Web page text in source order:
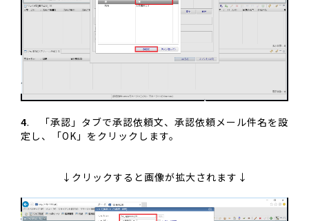
4. 「承認」タブで承認依頼文、承認依頼メール件名を設
定し、「OK」をクリックします。
↓クリックすると画像が拡大されます↓